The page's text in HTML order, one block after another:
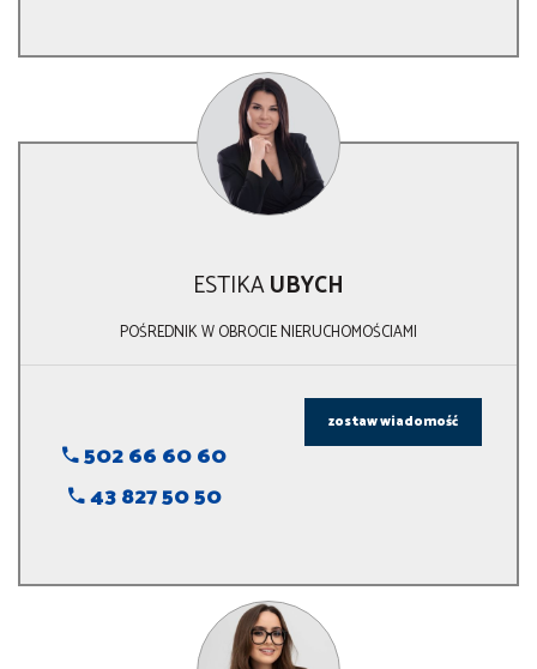
ESTIKAUBYCH
POŚREDNIK W OBROCIE NIERUCHOMOŚCIAMI
502 66 60 60
43 827 50 50
zostaw wiadomość